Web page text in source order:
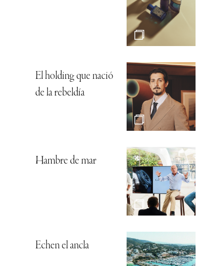
El holding que nació
de la rebeldía
Hambre de mar
Echen el ancla